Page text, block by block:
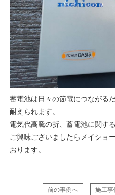
蓄電池は日々の節電につながる
耐えられます。
電気代高騰の折、蓄電池に関す
ご興味ございましたらメイショ
おります。
前の事例へ 施工事